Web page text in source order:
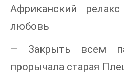
Африканский
любовь
— Закрыть всем
прорычала старая